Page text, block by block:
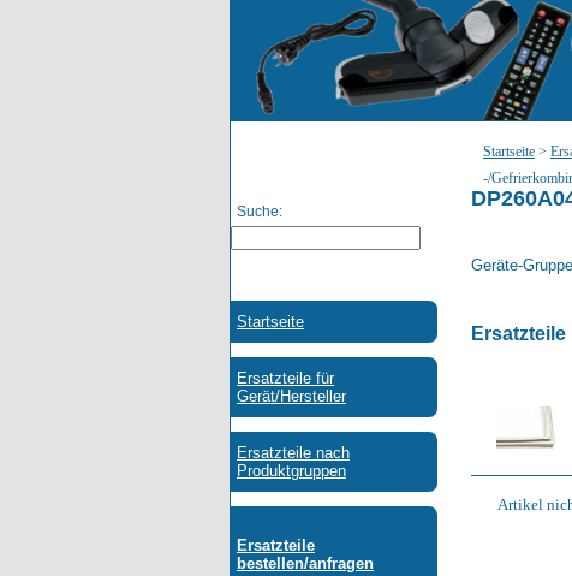
Geräte-
Artikel
Startseite >
-/
Suche: